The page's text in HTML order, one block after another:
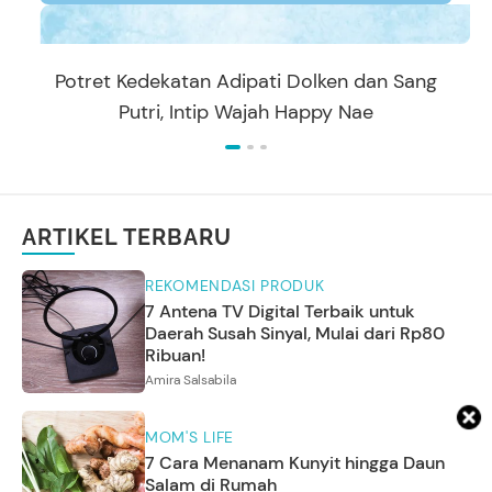
Potret Kedekatan Adipati Dolken dan Sang
Putri, Intip Wajah Happy Nae
ARTIKEL TERBARU
REKOMENDASI PRODUK
7 Antena TV Digital Terbaik untuk
Daerah Susah Sinyal, Mulai dari Rp80
Ribuan!
Amira Salsabila
MOM'S LIFE
7 Cara Menanam Kunyit hingga Daun
Salam di Rumah